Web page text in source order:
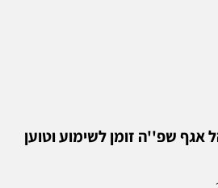
שפ''ה זומן לשימוע וטוען